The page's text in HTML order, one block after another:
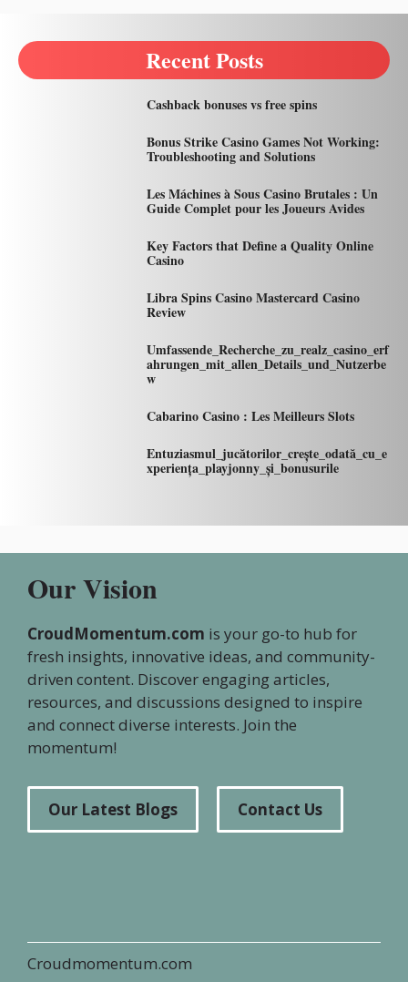
Recent Posts
Cashback bonuses vs free spins
Bonus Strike Casino Games Not Working:
Troubleshooting and Solutions
Les Máchines à Sous Casino Brutales : Un
Guide Complet pour les Joueurs Avides
Key Factors that Define a Quality Online
Casino
Libra Spins Casino Mastercard Casino
Review
Umfassende_Recherche_zu_realz_casino_erf
ahrungen_mit_allen_Details_und_Nutzerbe
w
Cabarino Casino : Les Meilleurs Slots
Entuziasmul_jucătorilor_crește_odată_cu_e
xperiența_playjonny_și_bonusurile
Our Vision
CroudMomentum.com is your go-to hub for
fresh insights, innovative ideas, and community-
driven content. Discover engaging articles,
resources, and discussions designed to inspire
and connect diverse interests. Join the
momentum!
Our Latest Blogs Contact Us
Croudmomentum.com